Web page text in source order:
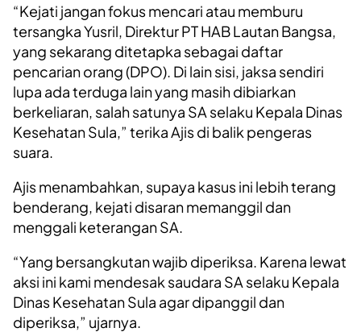
“Kejati jangan fokus mencari atau memburu
tersangka Yusril, Direktur PT HAB Lautan Bangsa,
yang sekarang ditetapka sebagai daftar
pencarian orang (DPO). Di lain sisi, jaksa sendiri
lupa ada terduga lain yang masih dibiarkan
berkeliaran, salah satunya SA selaku Kepala Dinas
Kesehatan Sula,” terika Ajis di balik pengeras
suara.
Ajis menambahkan, supaya kasus ini lebih terang
benderang, kejati disaran memanggil dan
menggali keterangan SA.
“Yang bersangkutan wajib diperiksa. Karena lewat
aksi ini kami mendesak saudara SA selaku Kepala
Dinas Kesehatan Sula agar dipanggil dan
diperiksa,” ujarnya.